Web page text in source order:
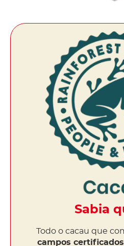
Sabia
Todo o cacau que
campos